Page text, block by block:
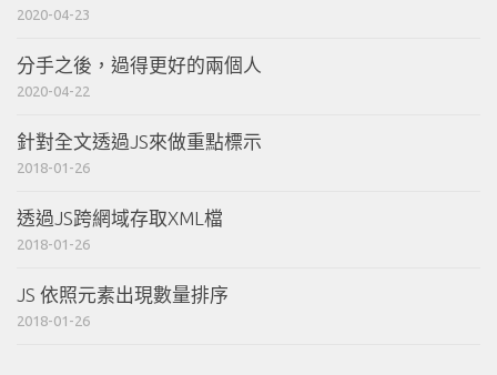
2020-04-23
分手之後，過得更好的兩個人
2020-04-22
針對全文透過JS來做重點標示
2018-01-26
透過JS跨網域存取XML檔
2018-01-26
JS 依照元素出現數量排序
2018-01-26